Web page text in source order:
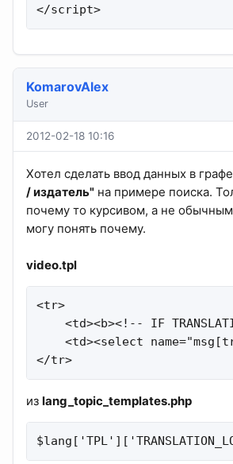
</script>
KomarovAlex
User
2012-02-18 10:16
Хотел сделать ввод данных в графе
/ издатель" на примере поиска.
почему то курсивом, а не
могу понять почему.
video.tpl
<tr>
<td><b><!-- IF
<td><select
</tr>
из lang_topic_templates.php